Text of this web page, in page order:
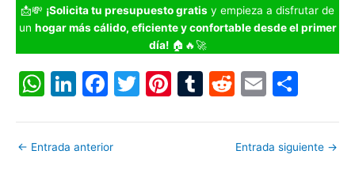
📩💸 ¡Solicita tu presupuesto gratis y empieza a disfrutar de
un hogar más cálido, eficiente y confortable desde el primer
día!🏠🔥🚀
W
s
Li
e
F
e
T
Pi T
R
di
E
l
p
← Entrada anterior Entrada siguiente →